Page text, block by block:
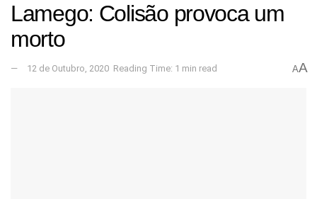
Lamego: Colisão provoca um
morto
12 de Outubro, 2020 Reading Time: 1 min read AA